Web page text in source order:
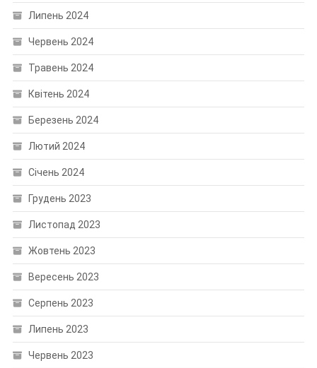
Липень 2024
Червень 2024
Травень 2024
Квітень 2024
Березень 2024
Лютий 2024
Січень 2024
Грудень 2023
Листопад 2023
Жовтень 2023
Вересень 2023
Серпень 2023
Липень 2023
Червень 2023